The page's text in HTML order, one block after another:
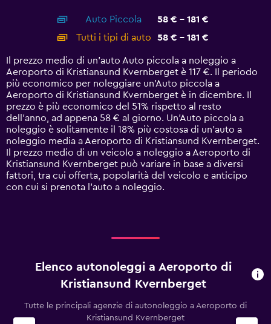
14
categories.
The
chart
has
1
Y
axis
displaying
values.
Range:
0
to
Auto Piccola
58 € - 181 €
Tutti i tipi di auto
58 € - 181 €
Il prezzo medio di un'auto Auto piccola a noleggio a
Aeroporto di Kristiansund Kvernberget è 117 €. Il periodo
più economico per noleggiare un'Auto piccola a
Aeroporto di Kristiansund Kvernberget è in dicembre. Il
prezzo è più economico del 51% rispetto al resto
dell'anno, ad appena 58 € al giorno. Un'Auto piccola a
noleggio è solitamente il 18% più costosa di un'auto a
noleggio media a Aeroporto di Kristiansund Kvernberget.
Il prezzo medio di un veicolo a noleggio a Aeroporto di
Kristiansund Kvernberget può variare in base a diversi
fattori, tra cui offerta, popolarità del veicolo e anticipo
con cui si prenota l'auto a noleggio.
Elenco autonoleggi a Aeroporto di
Kristiansund Kvernberget
Tutte le principali agenzie di autonoleggio a Aeroporto di
Kristiansund Kvernberget